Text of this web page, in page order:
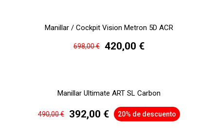
Manillar / Cockpit Vision Metron 5D ACR
698,00 € 420,00 €
Manillar Ultimate ART SL Carbon
490,00 € 392,00 € 20% de descuento